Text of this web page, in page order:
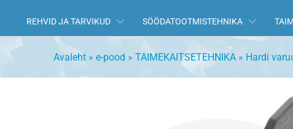
REHVID JA TARVIKUD SÖÖDATOOTMISTEHNIKA
Avaleht » e-pood » TAIMEKAITSETEHNIKA » Hardi